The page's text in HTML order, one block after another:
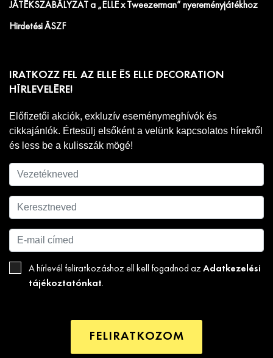
JÁTÉKSZABÁLYZAT a „ELLE x Tweezerman” nyereményjátékhoz
Hirdetési ÁSZF
IRATKOZZ FEL AZ ELLE ÉS ELLE DECORATION
HÍRLEVELÉRE!
Előfizetői akciók, exkluzív eseménymeghívók és
cikkajánlók. Értesülj elsőként a velünk kapcsolatos hírekről
és less be a kulisszák mögé!
A hírlevél feliratkozáshoz ell kell fogadnod az Adatkezelési
tájékoztatónkat.
FELIRATKOZOM